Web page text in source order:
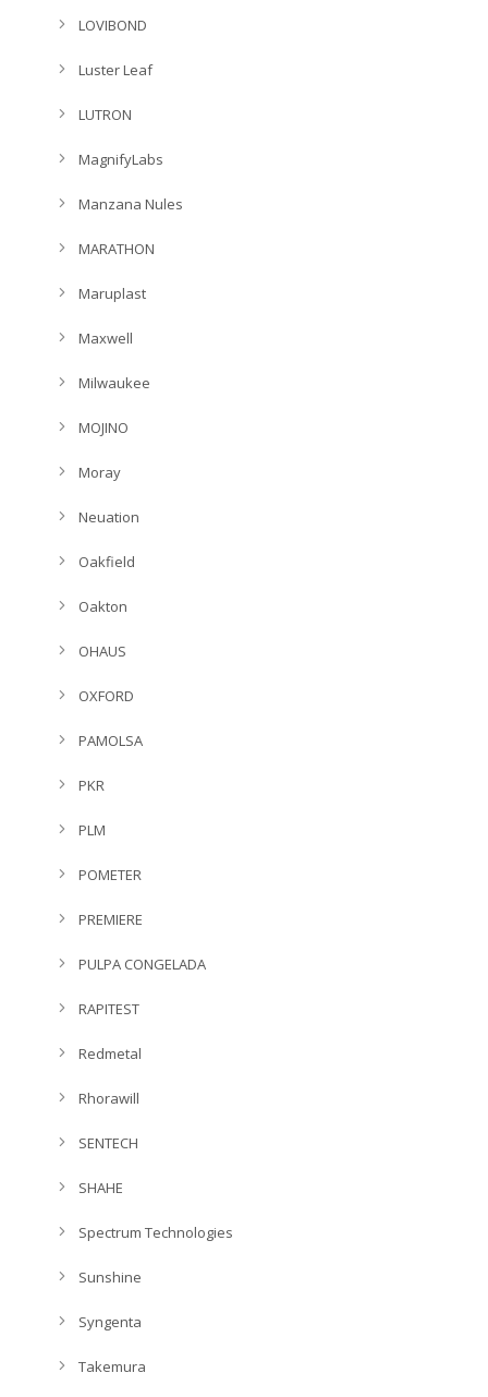
LOVIBOND
Luster Leaf
LUTRON
MagnifyLabs
Manzana Nules
MARATHON
Maruplast
Maxwell
Milwaukee
MOJINO
Moray
Neuation
Oakfield
Oakton
OHAUS
OXFORD
PAMOLSA
PKR
PLM
POMETER
PREMIERE
PULPA CONGELADA
RAPITEST
Redmetal
Rhorawill
SENTECH
SHAHE
Spectrum Technologies
Sunshine
Syngenta
Takemura